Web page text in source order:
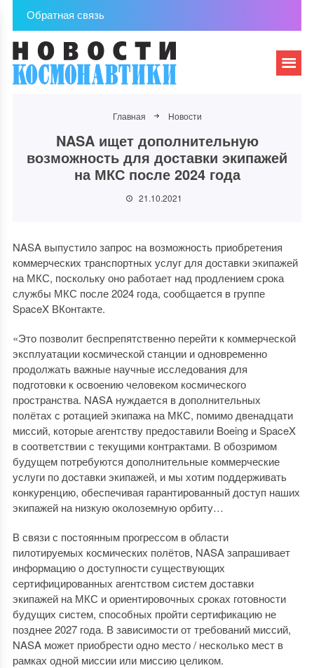
Обратная связь
Главная Новости
NASA ищет дополнительную
возможность для доставки экипажей
на МКС после 2024 года
21.10.2021
NASA выпустило запрос на возможность приобретения
коммерческих транспортных услуг для доставки экипажей
на МКС, поскольку оно работает над продлением срока
службы МКС после 2024 года, сообщается в группе
SpaceX ВКонтакте.
«Это позволит беспрепятственно перейти к коммерческой
эксплуатации космической станции и одновременно
продолжать важные научные исследования для
подготовки к освоению человеком космического
пространства. NASA нуждается в дополнительных
полётах с ротацией экипажа на МКС, ​​помимо двенадцати
миссий, которые агентству предоставили Boeing и SpaceX
в соответствии с текущими контрактами. В обозримом
будущем потребуются дополнительные коммерческие
услуги по доставки экипажей, и мы хотим поддерживать
конкуренцию, обеспечивая гарантированный доступ наших
экипажей на низкую околоземную орбиту…
В связи с постоянным прогрессом в области
пилотируемых космических полётов, NASA запрашивает
информацию о доступности существующих
сертифицированных агентством систем доставки
экипажей на МКС и ориентировочных сроках готовности
будущих систем, способных пройти сертификацию не
позднее 2027 года. В зависимости от требований миссий,
NASA может приобрести одно место / несколько мест в
рамках одной миссии или миссию целиком.